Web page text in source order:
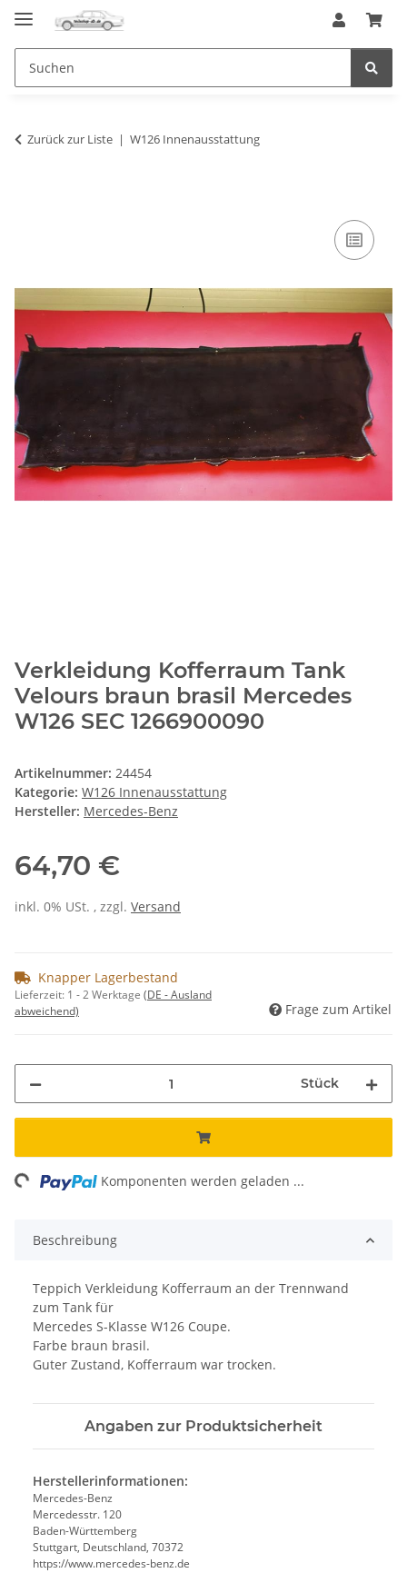
Zurück zur Liste W126 Innenausstattung
Verkleidung Kofferraum Tank
Velours braun brasil Mercedes
W126 SEC 1266900090
Artikelnummer: 24454
Kategorie: W126 Innenausstattung
Hersteller: Mercedes-Benz
64,70 €
inkl. 0% USt. , zzgl. Versand
Knapper Lagerbestand
Lieferzeit: 1 - 2 Werktage (DE - Ausland
abweichend)
Frage zum Artikel
Stück
Komponenten werden geladen ...
Beschreibung
Teppich Verkleidung Kofferraum an der Trennwand
zum Tank für
Mercedes S-Klasse W126 Coupe.
Farbe braun brasil.
Guter Zustand, Kofferraum war trocken.
Angaben zur Produktsicherheit
Herstellerinformationen:
Mercedes-Benz
Mercedesstr. 120
Baden-Württemberg
Stuttgart, Deutschland, 70372
https://www.mercedes-benz.de